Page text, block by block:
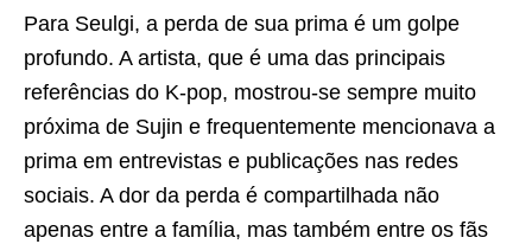
Para Seulgi, a perda de sua prima é um golpe
profundo. A artista, que é uma das principais
referências do K-pop, mostrou-se sempre muito
próxima de Sujin e frequentemente mencionava a
prima em entrevistas e publicações nas redes
sociais. A dor da perda é compartilhada não
apenas entre a família, mas também entre os fãs